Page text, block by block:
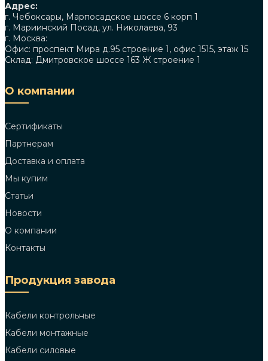
Адрес:
г. Чебоксары, Марпосадское шоссе 6 корп 1
г. Мариинский Посад, ул. Николаева, 93
г. Москва:
Офис: проспект Мира д.95 строение 1, офис 1515, этаж 15
Склад: Дмитровское шоссе 163 Ж строение 1
О компании
Сертификаты
Партнерам
Доставка и оплата
Мы купим
Статьи
Новости
О компании
Контакты
Продукция завода
Кабели контрольные
Кабели монтажные
Кабели силовые